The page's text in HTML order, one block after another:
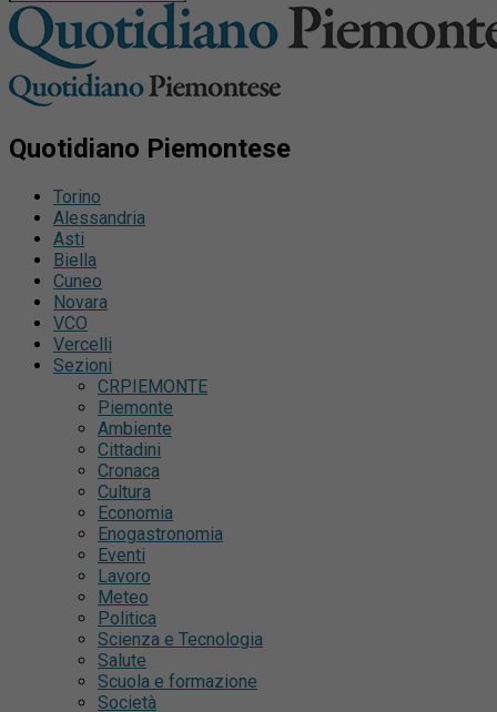
Quotidiano Piemontese
Torino
Alessandria
Asti
Biella
Cuneo
Novara
VCO
Vercelli
Sezioni
CRPIEMONTE
Piemonte
Ambiente
Cittadini
Cronaca
Cultura
Economia
Enogastronomia
Eventi
Lavoro
Meteo
Politica
Scienza e Tecnologia
Salute
Scuola e formazione
Società